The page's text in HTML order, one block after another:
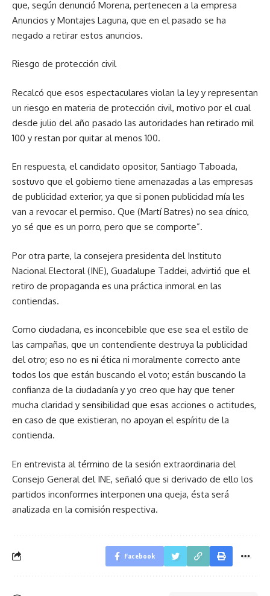
que, según denunció Morena, pertenecen a la empresa
Anuncios y Montajes Laguna, que en el pasado se ha
negado a retirar estos anuncios.
Riesgo de protección civil
Recalcó que esos espectaculares violan la ley y representan
un riesgo en materia de protección civil, motivo por el cual
desde julio del año pasado las autoridades han retirado mil
100 y restan por quitar al menos 100.
En respuesta, el candidato opositor, Santiago Taboada,
sostuvo que el gobierno tiene amenazadas a las empresas
de publicidad exterior, ya que si ponen publicidad mía les
van a revocar el permiso. Que (Martí Batres) no sea cínico,
yo sé que es un porro, pero que se comporte”.
Por otra parte, la consejera presidenta del Instituto
Nacional Electoral (INE), Guadalupe Taddei, advirtió que el
retiro de propaganda es una práctica inmoral en las
contiendas.
Como ciudadana, es inconcebible que ese sea el estilo de
las campañas, que un contendiente destruya la publicidad
del otro; eso no es ni ética ni moralmente correcto ante
todos los que están buscando el voto; están buscando la
confianza de la ciudadanía y yo creo que hay que tener
mucha claridad y sensibilidad que esas acciones o actitudes,
en caso de que existieran, no apoyan el espíritu de la
contienda.
En entrevista al término de la sesión extraordinaria del
Consejo General del INE, señaló que si derivado de ello los
partidos inconformes interponen una queja, ésta será
analizada en la comisión respectiva.
Facebook